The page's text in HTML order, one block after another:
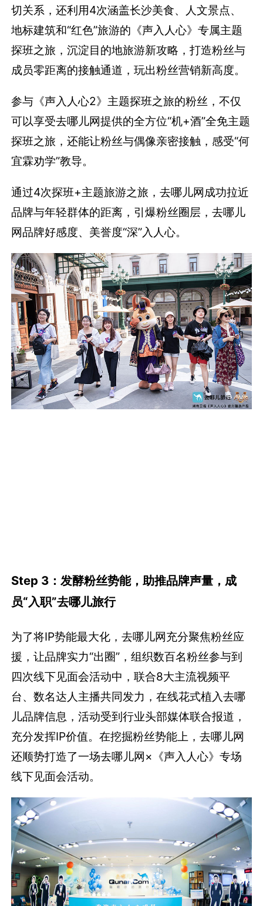
切关系，还利用4次涵盖长沙美食、人文景点、
地标建筑和“红色”旅游的《声入人心》专属主题
探班之旅，沉淀目的地旅游新攻略，打造粉丝与
成员零距离的接触通道，玩出粉丝营销新高度。
参与《声入人心2》主题探班之旅的粉丝，不仅
可以享受去哪儿网提供的全方位“机+酒”全免主题
探班之旅，还能让粉丝与偶像亲密接触，感受“何
宜霖劝学”教导。
通过4次探班+主题旅游之旅，去哪儿网成功拉近
品牌与年轻群体的距离，引爆粉丝圈层，去哪儿
网品牌好感度、美誉度“深”入人心。
Step 3：发酵粉丝势能，助推品牌声量，成
员“入职”去哪儿旅行
为了将IP势能最大化，去哪儿网充分聚焦粉丝应
援，让品牌实力“出圈”，组织数百名粉丝参与到
四次线下见面会活动中，联合8大主流视频平
台、数名达人主播共同发力，在线花式植入去哪
儿品牌信息，活动受到行业头部媒体联合报道，
充分发挥IP价值。在挖掘粉丝势能上，去哪儿网
还顺势打造了一场去哪儿网×《声入人心》专场
线下见面会活动。